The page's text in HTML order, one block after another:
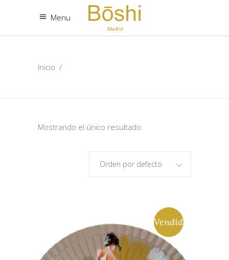
Menu
Inicio /
Mostrando el único resultado
Orden por defecto
Vendido
ABANICO DE DISEÑO